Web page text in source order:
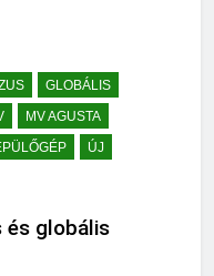
GLOBÁLIS
MV AGUSTA
ÚJ
és globális